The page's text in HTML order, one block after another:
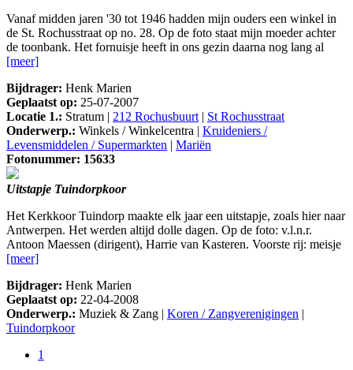
Vanaf midden jaren '30 tot 1946 hadden mijn ouders een winkel in
de St. Rochusstraat op no. 28. Op de foto staat mijn moeder achter
de toonbank. Het fornuisje heeft in ons gezin daarna nog lang al
[meer]
Bijdrager: Henk Marien
Geplaatst op: 25-07-2007
Locatie 1.: Stratum | 212 Rochusbuurt | St Rochusstraat
Onderwerp.: Winkels / Winkelcentra | Kruideniers /
Levensmiddelen / Supermarkten | Mariën
Fotonummer: 15633
Uitstapje Tuindorpkoor
Het Kerkkoor Tuindorp maakte elk jaar een uitstapje, zoals hier naar
Antwerpen. Het werden altijd dolle dagen. Op de foto: v.l.n.r.
Antoon Maessen (dirigent), Harrie van Kasteren. Voorste rij: meisje
[meer]
Bijdrager: Henk Marien
Geplaatst op: 22-04-2008
Onderwerp.: Muziek & Zang | Koren / Zangverenigingen |
Tuindorpkoor
1